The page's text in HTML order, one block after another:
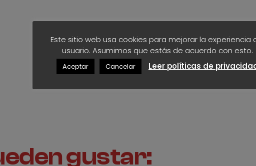
p
o
t
f
Añadir
gustar:
Este sitio web usa cookies para mejorar la experiencia
usuario. Asumimos que estás de acuerdo con esto.
Aceptar Cancelar Leer políticas de